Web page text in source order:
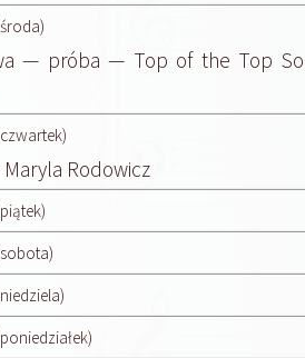
— próba — Top of the Top
Rodowicz